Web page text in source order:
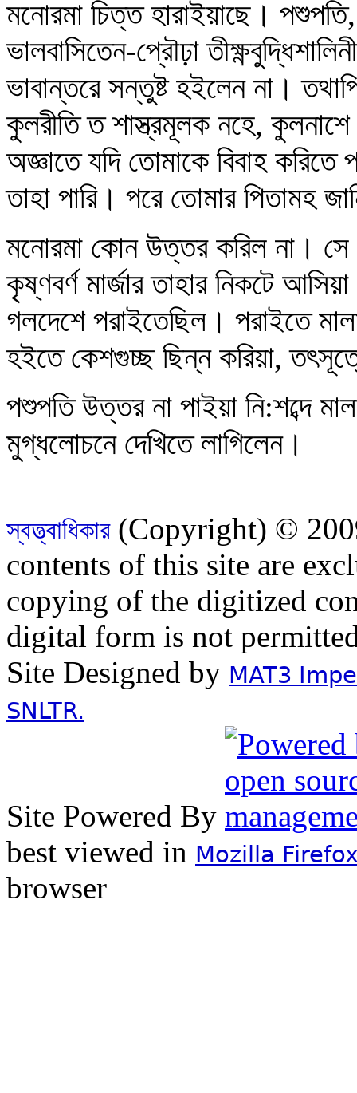
মনোরমা চিত্ত হারাইয়াছে।
ভালবাসিতেন-প্রৌঢ়া
ভাবান্তরে সন্তুষ্ট হইলেন না।
কুলরীতি ত শাস্ত্রমূলক নহে, কুলনাশে
অজ্ঞাতে যদি তোমাকে বিবাহ
তাহা পারি। পরে তোমার পিতামহ
মনোরমা কোন উত্তর করিল না। সে
কৃষ্ণবর্ণ মার্জার তাহার নিকটে
গলদেশে পরাইতেছিল। পরাইতে
হইতে কেশগুচ্ছ ছিন্ন করিয়া,
পশুপতি উত্তর না পাইয়া নি:শব্দে
মুগ্ধলোচনে দেখিতে লাগিলেন।
স্বত্ত্বাধিকার(Copyright) ©
contents of this site are
copying of the digitized
digital form is not
Site Designed by MAT3
SNLTR.
Site Powered By
best viewed in Mozilla
browser